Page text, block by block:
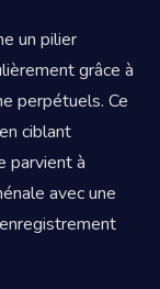
un pilier
grâce à
perpétuels. Ce
ciblant
parvient à
avec une